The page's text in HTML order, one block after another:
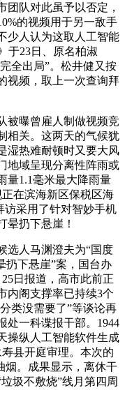
团队对此虽予以否定，
的视频用于另一敌手
少人认为这取人工智能
于23日、原名柏淑
全出局”。松井健又按
视频，取上一次查询拜
曝曾雇人制做视频竞
相关。这两天的气候犹
湿热难耐顿时又要大风
地域呈现分离性阵雨或
量1.1毫米最大降雨量
在滨海新区保税区海
访采用了针对智妙手机
晕扔下悬崖！
人马渊澄夫为“国度
扔下悬崖”案，国台办
日报道，高市此前正
内阁支撑率已持续3个
类没需要了”等谈论再
处一科谍报干部。1944
操纵人工智能软件生成
县开庭审理。本次的
烟。成果显示，离休干
圾不敷烧”线月第四周